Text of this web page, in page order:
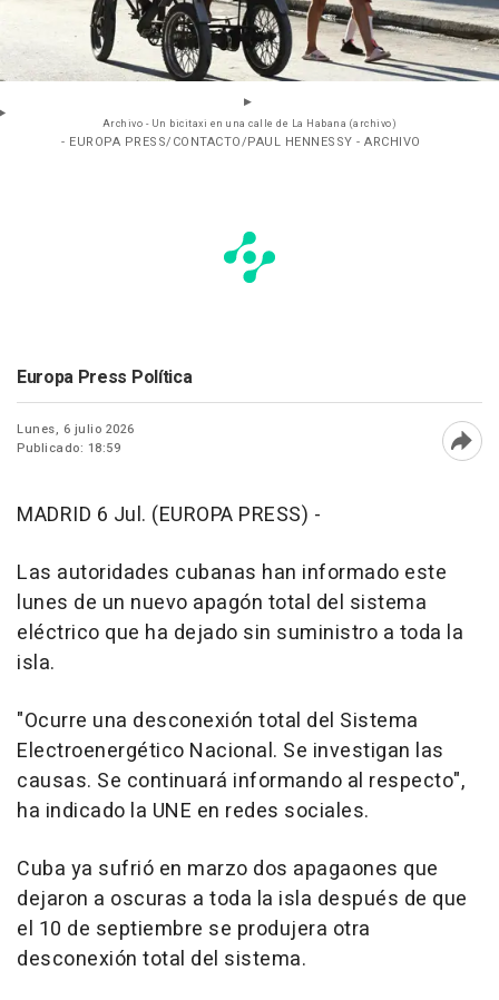
Archivo - Un bicitaxi en una calle de La Habana (archivo)
- EUROPA PRESS/CONTACTO/PAUL HENNESSY - ARCHIVO
Europa Press Política
Lunes, 6 julio 2026
Publicado: 18:59
MADRID 6 Jul. (EUROPA PRESS) -
Las autoridades cubanas han informado este
lunes de un nuevo apagón total del sistema
eléctrico que ha dejado sin suministro a toda la
isla.
"Ocurre una desconexión total del Sistema
Electroenergético Nacional. Se investigan las
causas. Se continuará informando al respecto",
ha indicado la UNE en redes sociales.
Cuba ya sufrió en marzo dos apagaones que
dejaron a oscuras a toda la isla después de que
el 10 de septiembre se produjera otra
desconexión total del sistema.